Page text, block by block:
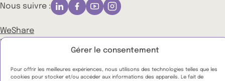
Gérer le consentement
Pour offrir les meilleures expériences, nous utilisons des technologies telles que les
cookies pour stocker et/ou accéder aux informations des appareils. Le fait de
Nous suivre :
WeShare
Notre politique de protection des données
Nos conditions générales d’utilisation
Mentions légales
© 2026 Seintinelles